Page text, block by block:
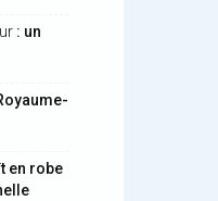
: un
en robe